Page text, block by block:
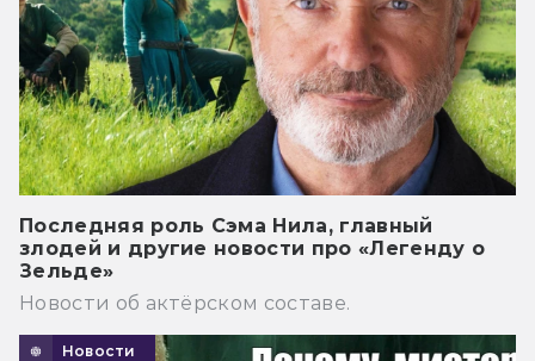
Последняя роль Сэма Нила, главный
злодей и другие новости про «Легенду о
Зельде»
Новости об актёрском составе.
Новости